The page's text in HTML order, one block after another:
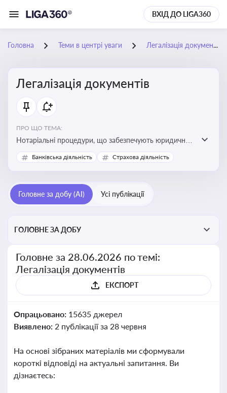
ВХІД ДО LIGA360
Головна Теми в центрі уваги Легалізація документів
Легалізація документів
ПРО ЩО ТЕМА:
Нотаріальні процедури, що забезпечують юридичну
чинність документів та їх використання в
правовідносинах, у тому числі за кордоном.
правильно оформлювати документи, уникати ризиків
недійсності та забезпечувати їх належне прийняття
Банківська діяльність Страхова діяльність
Головне за добу (AI) Усі публікації
ГОЛОВНЕ ЗА ДОБУ
Головне за 28.06.2026 по темі:
Легалізація документів
ЕКСПОРТ
Опрацьовано: 15635 джерел
Виявлено: 2 публікації за 28 червня
На основі зібраних матеріалів ми сформували
короткі відповіді на актуальні запитання. Ви
дізнаєтесь: